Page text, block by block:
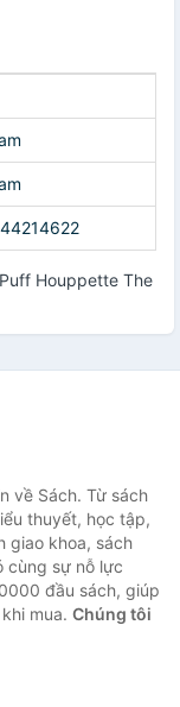
Houppette The
về Sách. Từ sách
thuyết, học tập,
giao khoa, sách
cùng sự nỗ lực
đầu sách, giúp
mua. Chúng tôi